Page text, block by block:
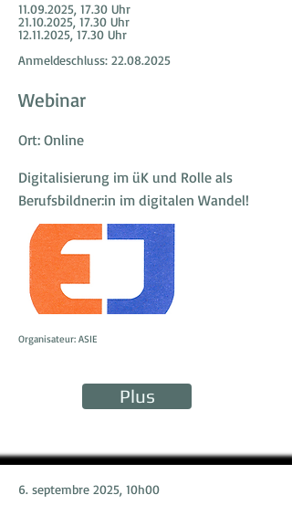
11.09.2025, 17.30 Uhr
21.10.2025, 17.30 Uhr
12.11.2025, 17.30 Uhr
Anmeldeschluss: 22.08.2025
Webinar
Ort: Online
Digitalisierung im üK und Rolle als
Berufsbildner:in im digitalen Wandel!
Organisateur: ASIE
Plus
6. septembre 2025, 10h00